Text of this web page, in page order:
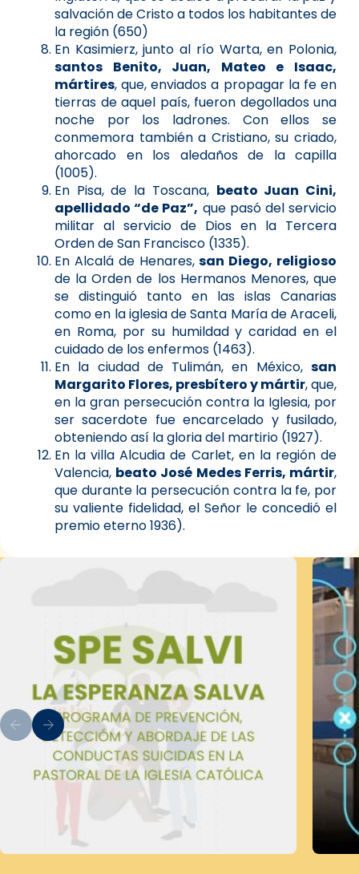
salvación de Cristo a todos los habitantes de
la región (650)
En Kasimierz, junto al río Warta, en Polonia,
santos Benito, Juan, Mateo e Isaac,
mártires, que, enviados a propagar la fe en
tierras de aquel país, fueron degollados una
noche por los ladrones. Con ellos se
conmemora también a Cristiano, su criado,
ahorcado en los aledaños de la capilla
(1005).
En Pisa, de la Toscana, beato Juan Cini,
apellidado “de Paz”, que pasó del servicio
militar al servicio de Dios en la Tercera
Orden de San Francisco (1335).
En Alcalá de Henares,san Diego, religioso
de la Orden de los Hermanos Menores, que
se distinguió tanto en las islas Canarias
como en la iglesia de Santa María de Araceli,
en Roma, por su humildad y caridad en el
cuidado de los enfermos (1463).
En la ciudad de Tulimán, en México, san
Margarito Flores, presbítero y mártir, que,
en la gran persecución contra la Iglesia, por
ser sacerdote fue encarcelado y fusilado,
obteniendo así la gloria del martirio (1927).
En la villa Alcudia de Carlet, en la región de
Valencia, beato José Medes Ferris, mártir,
que durante la persecución contra la fe, por
su valiente fidelidad, el Señor le concedió el
premio eterno 1936).